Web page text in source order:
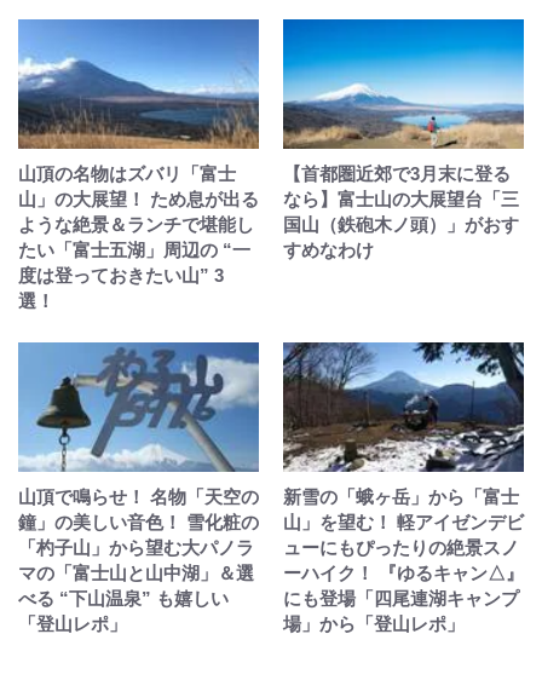
山頂の名物はズバリ「富士
山」の大展望！ ため息が出る
ような絶景＆ランチで堪能し
たい「富士五湖」周辺の “一
度は登っておきたい山” 3
選！
【首都圏近郊で3月末に登る
なら】富士山の大展望台「三
国山（鉄砲木ノ頭）」がおす
すめなわけ
山頂で鳴らせ！ 名物「天空の
鐘」の美しい音色！ 雪化粧の
「杓子山」から望む大パノラ
マの「富士山と山中湖」＆選
べる “下山温泉” も嬉しい
「登山レポ」
新雪の「蛾ヶ岳」から「富士
山」を望む！ 軽アイゼンデビ
ューにもぴったりの絶景スノ
ーハイク！ 『ゆるキャン△』
にも登場「四尾連湖キャンプ
場」から「登山レポ」